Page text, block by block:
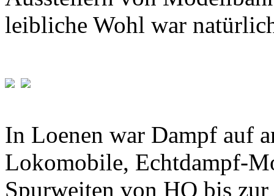
leibliche Wohl war
In Loenen war Dampf auf
Lokomobile, Echtdampf-
Spurweiten von HO bis